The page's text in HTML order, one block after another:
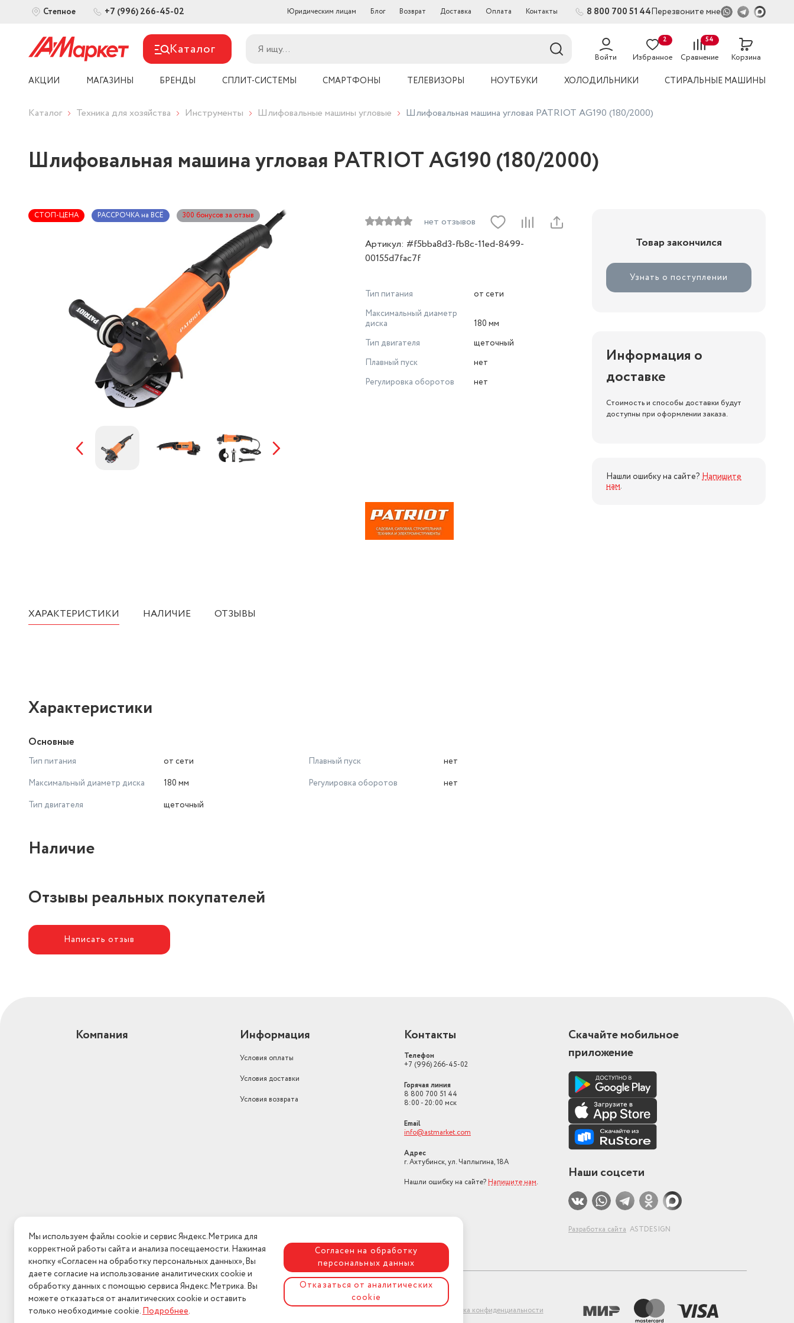
Степное +7 (996) 266-45-02 Юридическим лицам Блог Возврат Доставка Оплата Контакты 8 800 700 51 44Перезвоните мне
Каталог Войти Избранное
2
Сравнение
54
Корзина
АКЦИИ МАГАЗИНЫ БРЕНДЫ СПЛИТ-СИСТЕМЫ СМАРТФОНЫ ТЕЛЕВИЗОРЫ НОУТБУКИ ХОЛОДИЛЬНИКИ СТИРАЛЬНЫЕ МАШИНЫ
Каталог Техника для хозяйства Инструменты Шлифовальные машины угловые Шлифовальная машина угловая PATRIOT AG190 (180/2000)
Шлифовальная машина угловая PATRIOT AG190 (180/2000)
СТОП-ЦЕНА РАССРОЧКА на ВСЁ 300 бонусов за отзыв
нет отзывов
Артикул: #f5bba8d3-fb8c-11ed-8499-
00155d7fac7f
Тип питания
от сети
Максимальный диаметр
диска
180 мм
Тип двигателя
щеточный
Плавный пуск
нет
Регулировка оборотов
нет
Товар закончился
Узнать о поступлении
Информация о
доставке
Стоимость и способы доставки будут
доступны при оформлении заказа.
Нашли ошибку на сайте? Напишите
нам.
ХАРАКТЕРИСТИКИ НАЛИЧИЕ ОТЗЫВЫ
Характеристики
Основные
Тип питания
от сети
Максимальный диаметр диска
180 мм
Тип двигателя
щеточный
Плавный пуск
нет
Регулировка оборотов
нет
Наличие
Отзывы реальных покупателей
Написать отзыв
Компания Информация
Условия оплаты
Условия доставки
Условия возврата
Контакты
Телефон
+7 (996) 266-45-02
Горячая линия
8 800 700 51 44
8:00 - 20:00 мск
Email
info@astmarket.com
Адрес
г. Ахтубинск, ул. Чаплыгина, 18А
Нашли ошибку на сайте? Напишите нам.
Скачайте мобильное
приложение
Наши соцсети
Разработка сайта ASTDESIGN
Политика конфиденциальности
Мы используем файлы cookie и сервис Яндекс.Метрика для
корректной работы сайта и анализа посещаемости. Нажимая
кнопку «Согласен на обработку персональных данных», Вы
даете согласие на использование аналитических cookie и
обработку данных с помощью сервиса Яндекс.Метрика. Вы
можете отказаться от аналитических cookie и оставить
только необходимые cookie.Подробнее.
Согласен на обработку
персональных данных
Отказаться от аналитических
cookie